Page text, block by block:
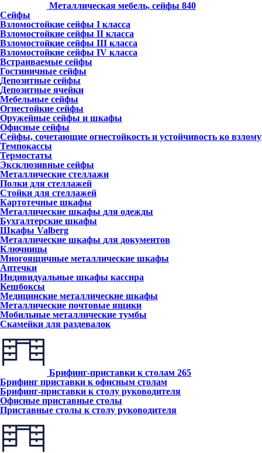
Металлическая мебель, сейфы 840
Сейфы
Взломостойкие сейфы I класса
Взломостойкие сейфы II класса
Взломостойкие сейфы III класса
Взломостойкие сейфы IV класса
Встраиваемые сейфы
Гостиничные сейфы
Депозитные сейфы
Депозитные ячейки
Мебельные сейфы
Огнестойкие сейфы
Оружейные сейфы и шкафы
Офисные сейфы
Сейфы, сочетающие огнестойкость и устойчивость ко взлому
Темпокассы
Термостаты
Эксклюзивные сейфы
Металлические стеллажи
Полки для стеллажей
Стойки для стеллажей
Картотечные шкафы
Металлические шкафы для одежды
Бухгалтерские шкафы
Шкафы Valberg
Металлические шкафы для документов
Ключницы
Многоящичные металлические шкафы
Аптечки
Индивидуальные шкафы кассира
Кешбоксы
Медицинские металлические шкафы
Металлические почтовые ящики
Мобильные металлические тумбы
Скамейки для раздевалок
Брифинг-приставки к столам 265
Брифинг приставки к офисным столам
Брифинг-приставки к столу руководителя
Офисные приставные столы
Приставные столы к столу руководителя